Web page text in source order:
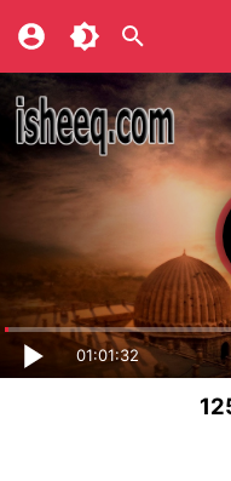
01:01:32